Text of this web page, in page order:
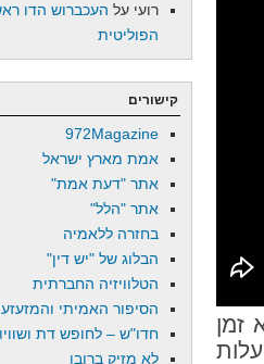
זמן
רועי על העכברוש הדו
הפוליטית
קישורים
972Magazine
אמת מארץ ישראל
אתר "דעת אמת"
אתר "הלל"
בחזרה ללאמיה
הבלוג של "יש דין"
הטלוויזיה החברתית
הסיפור האמיתי
חדו"ש – לחופש דת
לא מזיק ברובו